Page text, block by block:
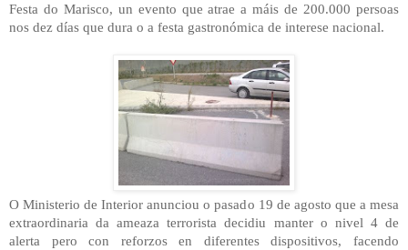
Festa do Marisco, un evento que atrae a máis de 200.000 persoas
nos dez días que dura o a festa gastronómica de interese nacional.
O Ministerio de Interior anunciou o pasado 19 de agosto que a mesa
extraordinaria da ameaza terrorista decidiu manter o nivel 4 de
alerta pero con reforzos en diferentes dispositivos, facendo